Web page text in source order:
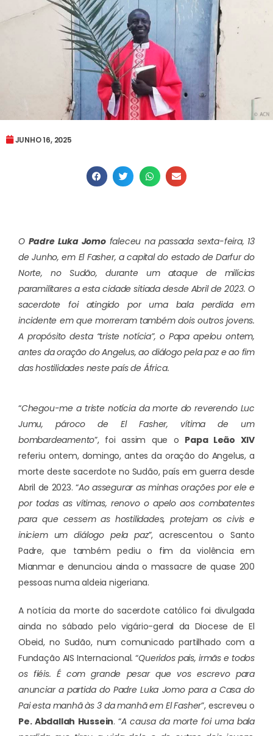
JUNHO 16, 2025
O Padre Luka Jomofaleceu na passada sexta-feira, 13
de Junho, em El Fasher, a capital do estado de Darfur do
Norte, no Sudão, durante um ataque de milícias
paramilitares a esta cidade sitiada desde Abril de 2023. O
sacerdote foi atingido por uma bala perdida em
incidente em que morreram também dois outros jovens.
A propósito desta “triste notícia”, o Papa apelou ontem,
antes da oração do Angelus, ao diálogo pela paz e ao fim
das hostilidades neste país de África.
“Chegou-me a triste notícia da morte do reverendo Luc
Jumu, pároco de El Fasher, vítima de um
bombardeamento”, foi assim que o Papa Leão XIV
referiu ontem, domingo, antes da oração do Angelus, a
morte deste sacerdote no Sudão, país em guerra desde
Abril de 2023. “Ao assegurar as minhas orações por ele e
por todas as vítimas, renovo o apelo aos combatentes
para que cessem as hostilidades, protejam os civis e
iniciem um diálogo pela paz”, acrescentou o Santo
Padre, que também pediu o fim da violência em
Mianmar e denunciou ainda o massacre de quase 200
pessoas numa aldeia nigeriana.
A notícia da morte do sacerdote católico foi divulgada
ainda no sábado pelo vigário-geral da Diocese de El
Obeid, no Sudão, num comunicado partilhado com a
Fundação AIS Internacional. “Queridos pais, irmãs e todos
os fiéis. É com grande pesar que vos escrevo para
anunciar a partida do Padre Luka Jomo para a Casa do
Pai esta manhã às 3 da manhã em El Fasher”, escreveu o
Pe. Abdallah Hussein. “A causa da morte foi uma bala